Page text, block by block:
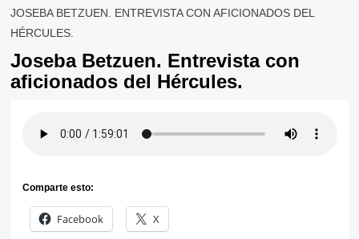
JOSEBA BETZUEN. ENTREVISTA CON AFICIONADOS DEL
HÉRCULES.
Joseba Betzuen. Entrevista con
aficionados del Hércules.
Comparte esto:
Facebook X